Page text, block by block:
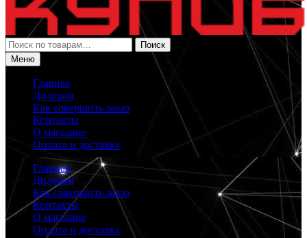
Искать:
Поиск
Меню
Главная
Дилерам
Как совершить заказ
Контакты
О магазине
Оплата и доставка
Главная
Дилерам
Как совершить заказ
Контакты
О магазине
Оплата и доставка